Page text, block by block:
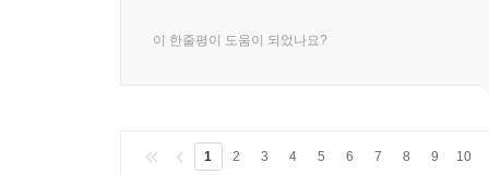
이 한줄평이 도움이 되었나요?
1 2 3 4 5 6 7 8 9 10